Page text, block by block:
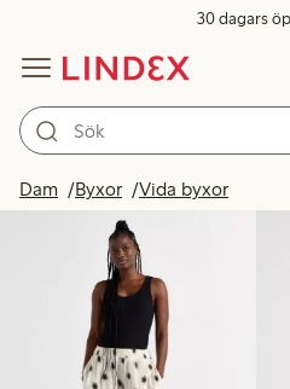
30 dagars
Dam Byxor Vida byxor